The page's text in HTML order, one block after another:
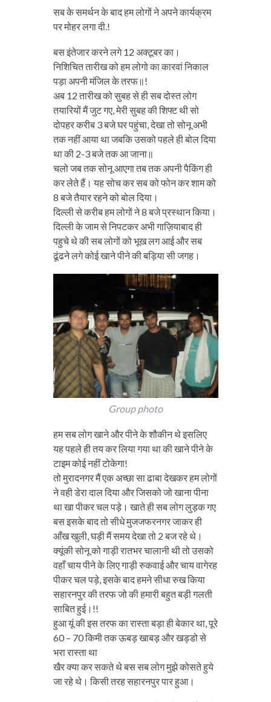
सब के समर्थन के बाद हम लोगों ने अपने कार्यक्रम
पर मोहर लगा दी.!
बस इंतेजार करने लगे 12 अक्टूबर का।
निशिचित तारीख को हम लोगो का कारवां निकाल
पड़ा अपनी मंजिल के तरफ॥!
अब 12 तारीख को सुबह से ही सब दोस्त लोग
तयारियों मैं जुट गए, मेरी सुबह की शिफ्ट थी सो
दोपहर करीब 3 बजे घर पहुंचा, देखा तो सोनू अभी
तक नहीं आया था जबकि उसको पहले ही बोल दिया
था की 2-3 बजे तक आ जाना॥
चलो जब तक सोनू आएगा तब तक अपनी पैकिंग ही
कर लेते हैं। यह सोच कर सब को फोन कर शाम को
8 बजे तैयार रहने को बोल दिया।
दिल्ली से करीब हम लोगों ने 8 बजे प्रस्थान किया।
दिल्ली के जाम से निपटकर अभी गाज़ियाबाद ही
पहुचे थे की सब लोगों को भूख लग आई और सब
ढूंढने लगे कोई खाने पीने की बड़िया सी जगह।
Group photo
हम सब लोग खाने और पीने के शौकीन थे इसलिए
यह पहले ही तय कर लिया गया था की खाने पीने के
टाइम कोई नहीं टोकेगा!
तो मुरादनगर मैं एक अच्छा सा ढाबा देखकर हम लोगों
ने वही डेरा दाल दिया और जिसको जो खाना पीना
था खा पीकर चल पड़े। खाते ही सब लोग लुड़क गए
बस इसके बाद तो सीधे मुजजफरनगर जाकर ही
आँख खुली, घड़ी मैं समय देखा तो 2 बज रहे थे।
क्यूंकी सोनू को गाड़ी रातभर चालानी थी तो उसको
वहाँ चाय पीने के लिए गाड़ी रुकवाई और चाय वागेरह
पीकर चल पड़े, इसके बाद हमने सीधा रुख किया
सहारनपुर की तरफ जो की हमारी बहुत बड़ी गलती
साबित हुई।!!
हुआ यूं की इस तरफ का रास्ता बड़ा ही बेकार था, पूरे
60 – 70 किमी तक ऊबड़ खाबड़ और खड्डो से
भरा रास्ता था
खैर क्या कर सकते थे बस सब लोग मुझे कोसते हुये
जा रहे थे। किसी तरह सहारनपुर पार हुआ।